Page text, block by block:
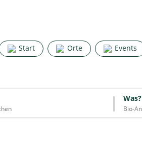
Start Orte Events
Was?
Start Orte Events
Was?